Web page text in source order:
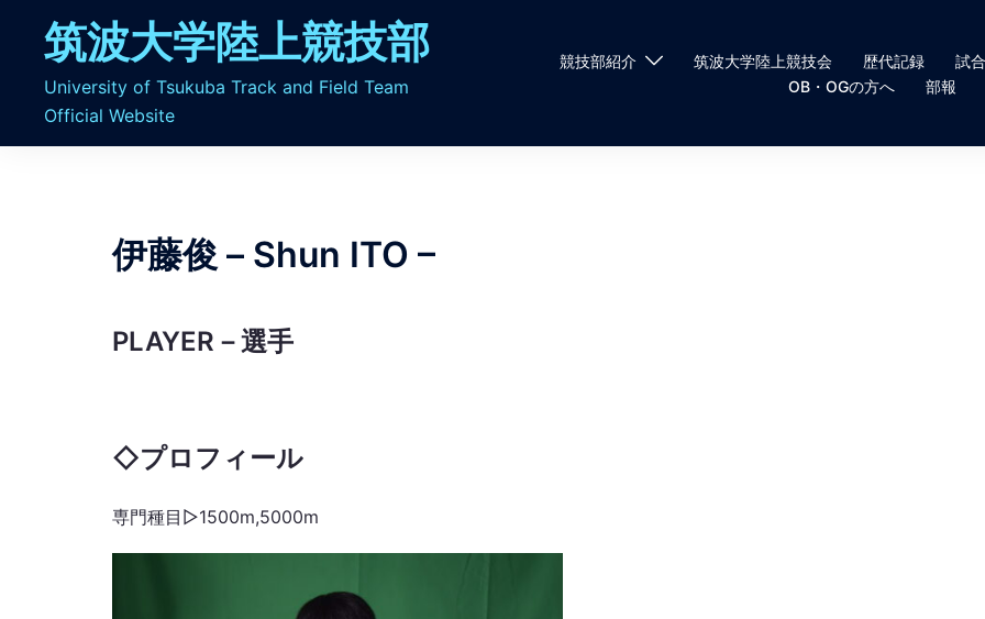
筑波大学陸上競技部
University of Tsukuba Track and Field Team
Official Website
競技部紹介 筑波大学陸上競技会 歴代記録 試
OB・OGの方へ
部報
伊藤俊 – Shun ITO –
PLAYER －選手
◇プロフィール
専門種目▷1500m,5000m